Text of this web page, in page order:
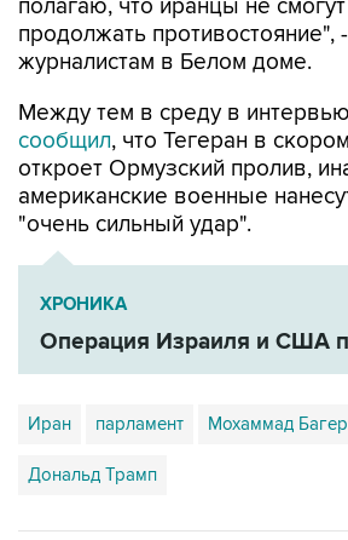
полагаю, что иранцы не
продолжать противостояние",
журналистам в Белом доме.
Между тем в среду в
сообщил, что Тегеран в
откроет Ормузский пролив,
американские военные
"очень сильный удар".
ХРОНИКА
Операция Израиля и США
Иран парламент Мохаммад
Дональд Трамп